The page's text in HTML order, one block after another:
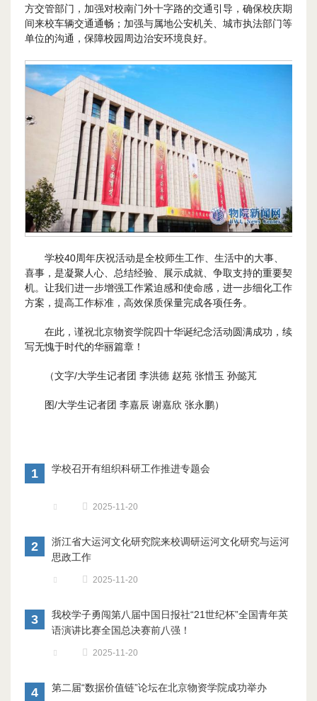
方交管部门，加强对校南门外十字路的交通引导，确保校庆期
间来校车辆交通通畅；加强与属地公安机关、城市执法部门等
单位的沟通，保障校园周边治安环境良好。
学校40周年庆祝活动是全校师生工作、生活中的大事、
喜事，是凝聚人心、总结经验、展示成就、争取支持的重要契
机。让我们进一步增强工作紧迫感和使命感，进一步细化工作
方案，提高工作标准，高效保质保量完成各项任务。
在此，谨祝北京物资学院四十华诞纪念活动圆满成功，续
写无愧于时代的华丽篇章！
（文字/大学生记者团 李洪德 赵苑 张惜玉 孙懿芃
图/大学生记者团 李嘉辰 谢嘉欣 张永鹏）
1 学校召开有组织科研工作推进专题会
2025-11-20
2
浙江省大运河文化研究院来校调研运河文化研究与运河
思政工作
2025-11-20
3
我校学子勇闯第八届中国日报社“21世纪杯”全国青年英
语演讲比赛全国总决赛前八强！
2025-11-20
4 第二届“数据价值链”论坛在北京物资学院成功举办